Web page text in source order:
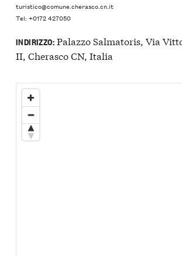
turistico@comune.cherasco.cn.it
Tel: +0172 427050
INDIRIZZO:Palazzo Salmatoris, Via
II, Cherasco CN, Italia